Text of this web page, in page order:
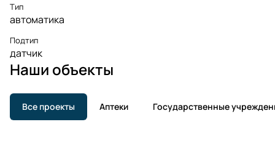
Тип
автоматика
Подтип
датчик
Наши объекты
Все проекты Аптеки Государственные